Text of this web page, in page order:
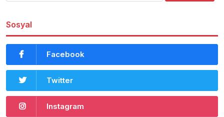
Sosyal
Facebook
Twitter
Instagram